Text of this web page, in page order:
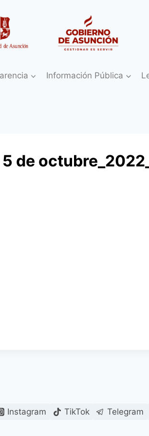
Información Pública
de
Instagram TikTok Telegram